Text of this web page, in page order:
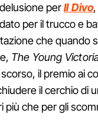
perIl Divo
per il trucco e
che quando
The Young
scorso, il premio ai
il cerchio di
più che per gli